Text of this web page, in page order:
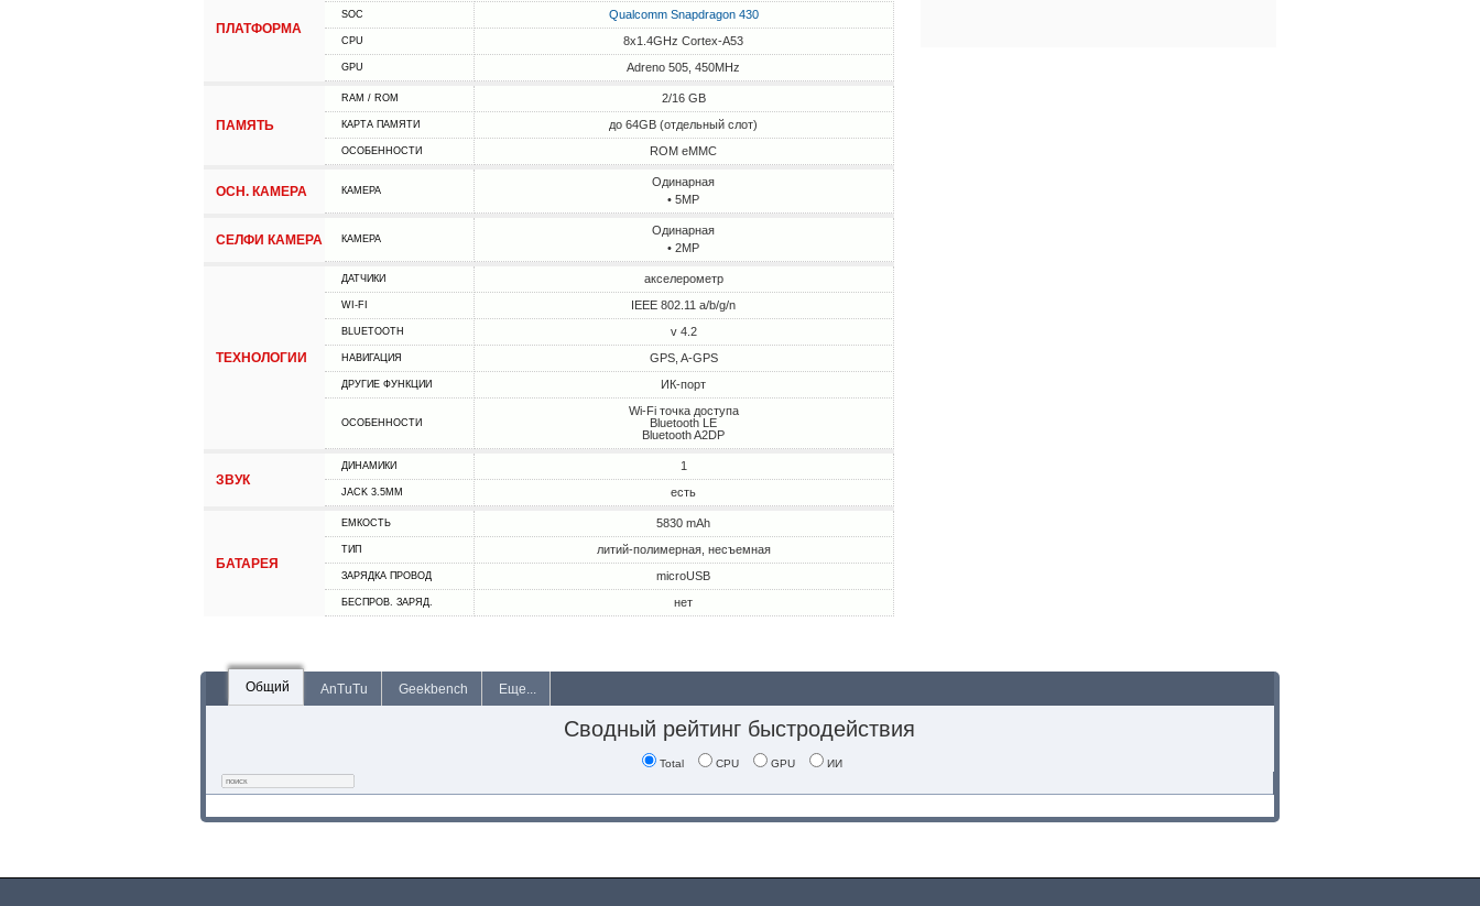
ПЛАТФОРМА
SOC Qualcomm Snapdragon 430
CPU 8x1.4GHz Cortex-A53
GPU Adreno 505, 450MHz
ПАМЯТЬ
RAM / ROM 2/16 GB
КАРТА ПАМЯТИ до 64GB (отдельный слот)
ОСОБЕННОСТИ ROM eMMC
ОСН. КАМЕРА КАМЕРА
Одинарная
• 5MP
СЕЛФИ КАМЕРА КАМЕРА
Одинарная
• 2MP
ТЕХНОЛОГИИ
ДАТЧИКИ акселерометр
WI-FI IEEE 802.11 a/b/g/n
BLUETOOTH v 4.2
НАВИГАЦИЯ GPS, A-GPS
ДРУГИЕ ФУНКЦИИ ИК-порт
ОСОБЕННОСТИ
Wi-Fi точка доступа
Bluetooth LE
Bluetooth A2DP
ЗВУК
ДИНАМИКИ 1
JACK 3.5MM есть
БАТАРЕЯ
ЕМКОСТЬ 5830 mAh
ТИП литий-полимерная, несъемная
ЗАРЯДКА ПРОВОД microUSB
БЕСПРОВ. ЗАРЯД. нет
Общий AnTuTu Geekbench Еще...
Сводный рейтинг быстродействия
Total CPU GPU ИИ